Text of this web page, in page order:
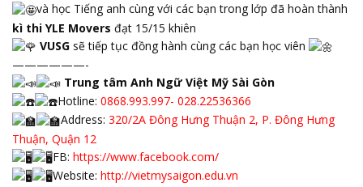
và học Tiếng anh cùng với các bạn trong lớp đã hoàn thành
kì thi YLE Movers đạt 15/15 khiên
VUSG sẽ tiếp tục đồng hành cùng các bạn học viên
——————-
Trung tâm Anh Ngữ Việt Mỹ Sài Gòn
Hotline: 0868.993.997- 028.22536366
Address: 320/2A Đông Hưng Thuận 2, P. Đông Hưng
Thuận, Quận 12
FB: https://www.facebook.com/
Website: http://vietmysaigon.edu.vn